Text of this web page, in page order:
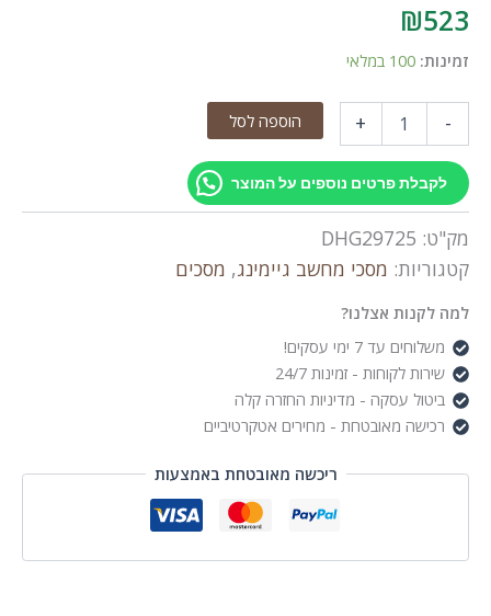
₪523
זמינות: 100 במלאי
-
24"
Essential
FHD
Curved
Gaming
100Hz/D-
+ הוספה לסל
לקבלת פרטים נוספים על המוצר
מק"ט: DHG29725
קטגוריות: מסכי מחשב גיימינג, מסכים
למה לקנות אצלנו?
משלוחים עד 7 ימי עסקים!
שירות לקוחות - זמינות 24/7
ביטול עסקה - מדיניות החזרה קלה
רכישה מאובטחת - מחירים אטקרטיביים
ריכשה מאובטחת באמצעות